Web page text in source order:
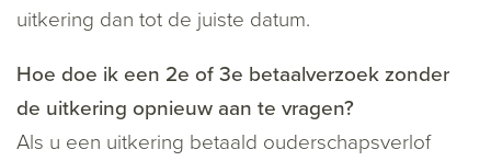
uitkering dan tot de juiste datum.
Hoe doe ik een 2e of 3e betaalverzoek zonder
de uitkering opnieuw aan te vragen?
Als u een uitkering betaald ouderschapsverlof